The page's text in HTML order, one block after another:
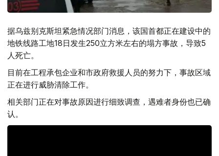
据乌兹别克斯坦紧急情况部门消息，该国首都正在建设中的
地铁线路工地18日发生250立方米左右的塌方事故，导致5
人死亡。
目前在工程承包企业和市政府救援人员的努力下，事故区域
正在进行威胁清除工作。
相关部门正在对事故原因进行细致调查，遇难者身份也已确
认。